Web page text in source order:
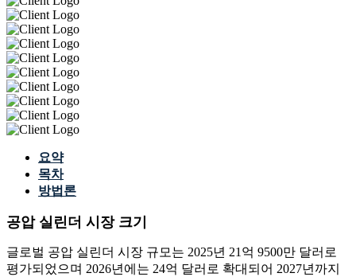
요약
목차
방법론
공압 실린더 시장크기
글로벌 공압 실린더 시장 규모는 2025년 21억 9500만 달러로
평가되었으며 2026년에는 24억 달러로 확대되어 2027년까지